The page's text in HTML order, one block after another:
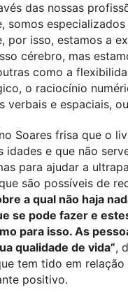
das nossas
somos especializados
por isso, estamos a
cérebro, mas
como a
o raciocínio
verbais e espaciais,
Soares frisa que o
idades e que não
para ajudar a
são possíveis de
a qual não haja
se pode fazer e
para isso. As
qualidade de vida”,
tem tido em
positivo.